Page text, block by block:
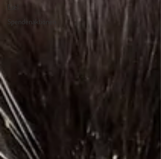
Esel
Spendenaktionen